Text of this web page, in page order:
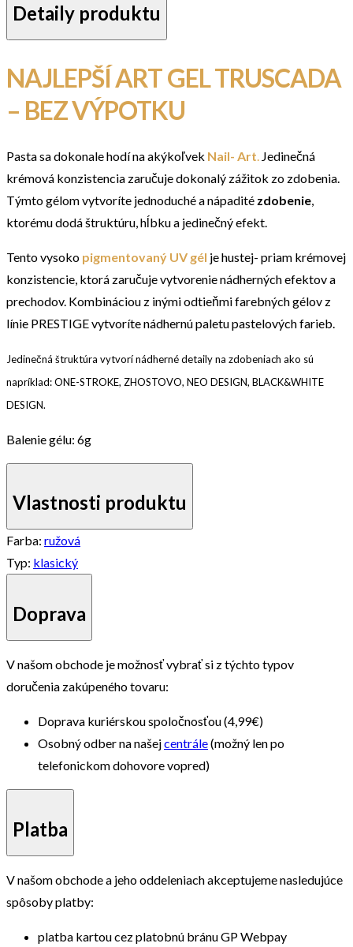
Detaily produktu
NAJLEPŠÍ ART GEL TRUSCADA
– BEZ VÝPOTKU
Pasta sa dokonale hodí na akýkoľvek Nail- Art Jedinečná
krémová konzistencia zaručuje dokonalý zážitok zo zdobenia.
Týmto gélom vytvoríte jednoduché a nápadité zdobenie
ktorému dodá štruktúru, hĺbku a jedinečný efekt.
Tento vysoko pigmentovaný UV gél je hustej- priam krémovej
konzistencie, ktorá zaručuje vytvorenie nádherných efektov a
prechodov. Kombináciou z inými odtieňmi farebných gélov z
línie PRESTIGE vytvoríte nádhernú paletu pastelových farieb.
Jedinečná štruktúra vytvorí nádherné detaily na zdobeniach ako sú
napríklad: ONE-STROKE, ZHOSTOVO, NEO DESIGN, BLACK&WHITE
DESIGN.
Balenie gélu: 6g
Vlastnosti produktu
Farba: ružová
Typ: klasický
Doprava
V našom obchode je možnosť vybrať si z týchto typov
doručenia zakúpeného tovaru:
Doprava kuriérskou spoločnosťou (4,99€)
Osobný odber na našejcentrále(možný len po
telefonickom dohovore vopred)
Platba
V našom obchode a jeho oddeleniach akceptujeme nasledujúce
spôsoby platby:
platba kartou cez platobnú bránu GP Webpay